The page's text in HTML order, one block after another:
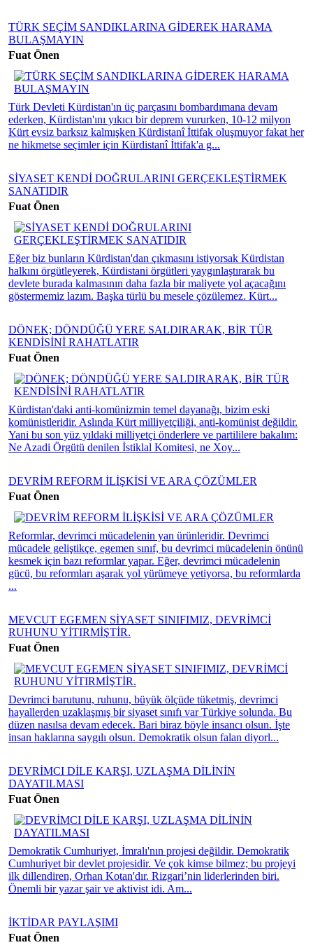
TÜRK SEÇİM SANDIKLARINA GİDEREK HARAMA
BULAŞMAYIN
Fuat Önen
Türk Devleti Kürdistan'ın üç parçasını bombardımana devam
ederken, Kürdistan'ını yıkıcı bir deprem vururken, 10-12 milyon
Kürt evsiz barksız kalmışken Kürdistanî İttifak oluşmuyor fakat her
ne hikmetse seçimler için Kürdistanî İttifak'a g...
SİYASET KENDİ DOĞRULARINI GERÇEKLEŞTİRMEK
SANATIDIR
Fuat Önen
Eğer biz bunların Kürdistan'dan çıkmasını istiyorsak Kürdistan
halkını örgütleyerek, Kürdistani örgütleri yaygınlaştırarak bu
devlete burada kalmasının daha fazla bir maliyete yol açacağını
göstermemiz lazım. Başka türlü bu mesele çözülemez. Kürt...
DÖNEK; DÖNDÜĞÜ YERE SALDIRARAK, BİR TÜR
KENDİSİNİ RAHATLATIR
Fuat Önen
Kürdistan'daki anti-komünizmin temel dayanağı, bizim eski
komünistleridir. Aslında Kürt milliyetçiliği, anti-komünist değildir.
Yani bu son yüz yıldaki milliyetçi önderlere ve partililere bakalım:
Ne Azadi Örgütü denilen İstiklal Komitesi, ne Xoy...
DEVRİM REFORM İLİŞKİSİ VE ARA ÇÖZÜMLER
Fuat Önen
Reformlar, devrimci mücadelenin yan ürünleridir. Devrimci
mücadele geliştikçe, egemen sınıf, bu devrimci mücadelenin önünü
kesmek için bazı reformlar yapar. Eğer, devrimci mücadelenin
gücü, bu reformları aşarak yol yürümeye yetiyorsa, bu reformlarda
...
MEVCUT EGEMEN SİYASET SINIFIMIZ, DEVRİMCİ
RUHUNU YİTIRMİŞTİR.
Fuat Önen
Devrimci barutunu, ruhunu, büyük ölçüde tüketmiş, devrimci
hayallerden uzaklaşmış bir siyaset sınıfı var Türkiye solunda. Bu
düzen nasılsa devam edecek. Bari biraz böyle insancı olsun. İşte
insan haklarına saygılı olsun. Demokratik olsun falan diyorl...
DEVRİMCI DİLE KARŞI, UZLAŞMA DİLİNİN
DAYATILMASI
Fuat Önen
Demokratik Cumhuriyet, İmralı'nın projesi değildir. Demokratik
Cumhuriyet bir devlet projesidir. Ve çok kimse bilmez; bu projeyi
ilk dillendiren, Orhan Kotan'dır. Rizgari’nin liderlerinden biri.
Önemli bir yazar şair ve aktivist idi. Am...
İKTİDAR PAYLAŞIMI
Fuat Önen